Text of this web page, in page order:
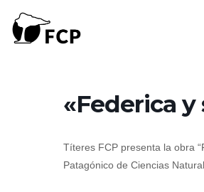
contenido
«Federica y
Títeres FCP presenta la obra
Patagónico de Ciencias